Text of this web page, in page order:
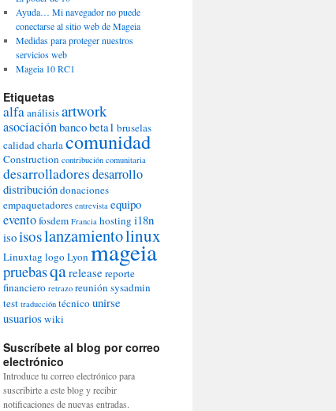
Ayuda… Mi navegador no puede
conectarse al sitio web de Mageia
Medidas para proteger nuestros
servicios web
Mageia 10 RC1
Etiquetas
alfaanálisisartwork
asociaciónbancobeta1 bruselas
calidadcharlacomunidad
Construction contribución comunitaria
desarrolladoresdesarrollo
distribucióndonaciones
empaquetadores entrevista equipo
eventofosdem Francia hosting i18n
isoisoslanzamientolinux
Linuxtag logoLyonmageia
pruebasqareleasereporte
financiero retrazo reuniónsysadmin
test traducción técnicounirse
usuarios wiki
Suscríbete al blog por correo
electrónico
Introduce tu correo electrónico para
suscribirte a este blog y recibir
notificaciones de nuevas entradas.